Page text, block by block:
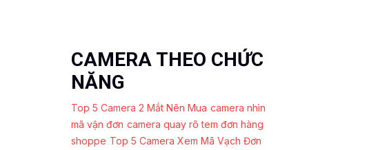
nhận biết và phát hiện sự cố sớm, từ đó bảo vệ an
nơi mà không gặp bất kỳ khó khăn nào.
CAMERA THEO CHỨC
NĂNG
Top 5 Camera 2 Mắt Nên Mua camera nhìn
mã vận đơn camera quay rõ tem đơn hàng
shoppe Top 5 Camera Xem Mã Vạch Đơn